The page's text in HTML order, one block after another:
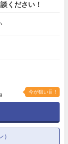
ください！
今が狙い目！